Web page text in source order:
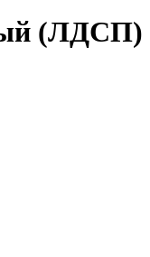
(ЛДСП)